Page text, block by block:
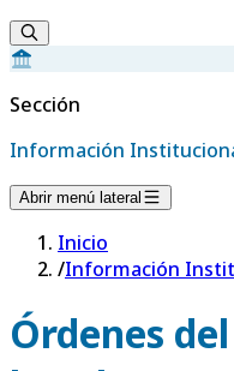
Sección
Información
Abrir menú lateral
Inicio
/Información
Órdenes